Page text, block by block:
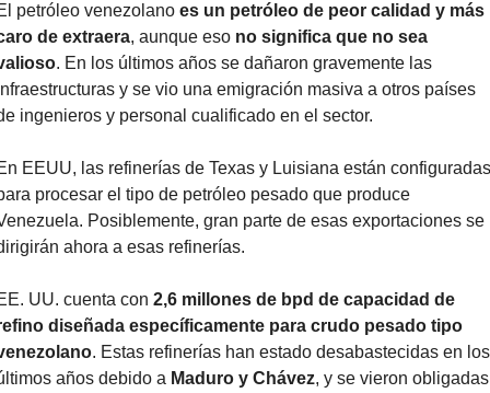
petróleo venezolano es un petróleo de peor calidad y más
de extraera, aunque eso no significa que no sea
. En los últimos años se dañaron gravemente las
y se vio una emigración masiva a otros países
ingenieros y personal cualificado en el sector.
EEUU, las refinerías de Texas y Luisiana están configuradas
procesar el tipo de petróleo pesado que produce
Posiblemente, gran parte de esas exportaciones se
ahora a esas refinerías.
UU. cuenta con 2,6 millones de bpd de capacidad de
diseñada específicamente para crudo pesado tipo
. Estas refinerías han estado desabastecidas en los
años debido a Maduro y Chávez, y se vieron obligadas